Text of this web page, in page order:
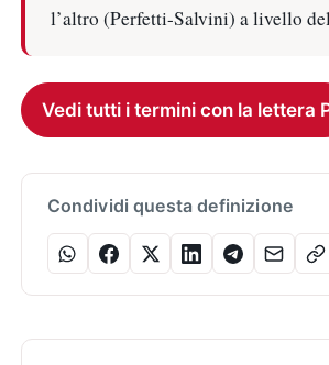
l’altro (Perfetti-Salvini) a livello
Vedi tutti i termini con la lettera
Condividi questa definizione